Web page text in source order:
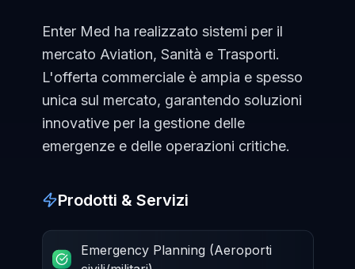
Enter Med ha realizzato sistemi per il
mercato Aviation, Sanità e Trasporti.
L'offerta commerciale è ampia e spesso
unica sul mercato, garantendo soluzioni
innovative per la gestione delle
emergenze e delle operazioni critiche.
Prodotti & Servizi
Emergency Planning (Aeroporti